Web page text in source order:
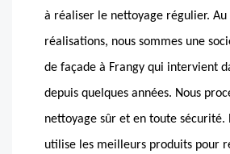
à réaliser le nettoyage régulier. Au
réalisations, nous sommes une
de façade à Frangy qui intervient
depuis quelques années. Nous
nettoyage sûr et en toute sécurité.
utilise les meilleurs produits pour